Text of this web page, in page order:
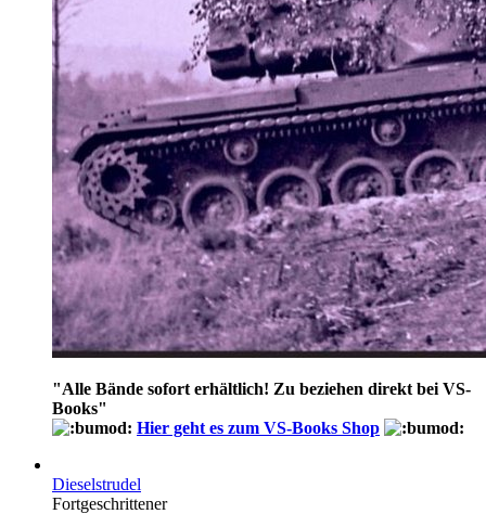
"Alle Bände sofort erhältlich! Zu beziehen direkt bei VS-
Books"
Hier geht es zum VS-Books Shop
Dieselstrudel
Fortgeschrittener